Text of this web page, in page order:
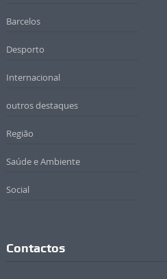
Barcelos
Desporto
Internacional
outros destaques
Região
Saúde e Ambiente
Social
Contactos